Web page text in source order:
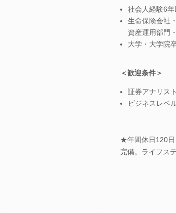
社会人経験6
生命保険会社
資産運用部門
大学・大学院
＜歓迎条件＞
証券アナリス
ビジネスレベ
★年間休日120日
完備。ライフス